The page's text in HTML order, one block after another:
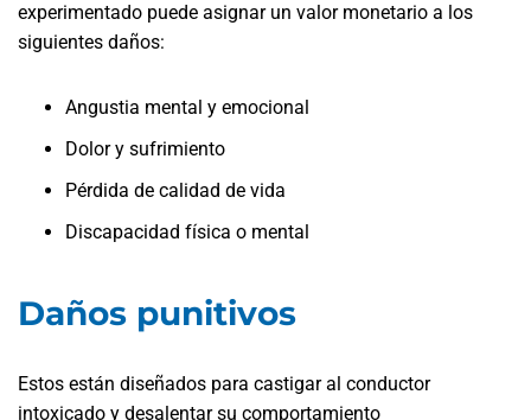
experimentado puede asignar un valor monetario a los
siguientes daños:
Angustia mental y emocional
Dolor y sufrimiento
Pérdida de calidad de vida
Discapacidad física o mental
Daños punitivos
Estos están diseñados para castigar al conductor
intoxicado y desalentar su comportamiento